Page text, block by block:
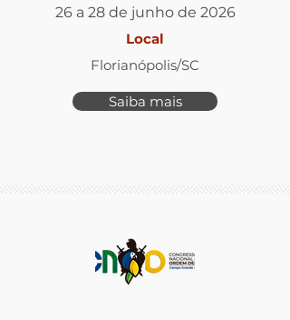
26 a 28 de junho de 2026
Local
Florianópolis/SC
Saiba mais